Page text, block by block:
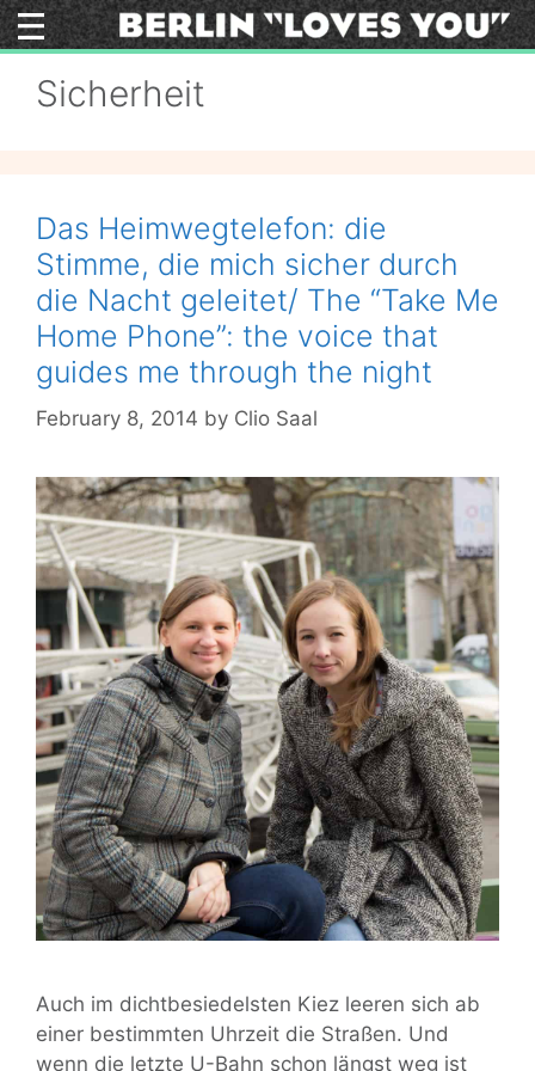
Skip
to
Sicherheit
Das Heimwegtelefon: die
Stimme, die mich sicher durch
die Nacht geleitet/ The “Take Me
Home Phone”: the voice that
guides me through the night
February 8, 2014 by Clio Saal
Auch im dichtbesiedelsten Kiez leeren sich ab
einer bestimmten Uhrzeit die Straßen. Und
wenn die letzte U-Bahn schon längst weg ist